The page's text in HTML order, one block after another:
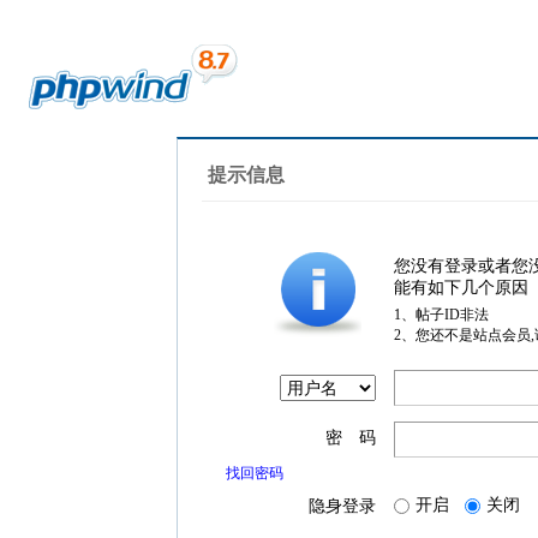
提示信息
您没有登录或者您
能有如下几个原因
1、帖子ID非法
2、您还不是站点会员
密 码
找回密码
隐身登录 开启 关闭